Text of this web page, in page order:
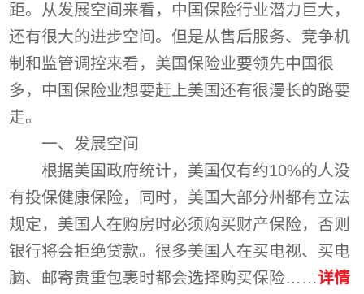
距。从发展空间来看，中国保险行业潜力巨大，
还有很大的进步空间。但是从售后服务、竞争机
制和监管调控来看，美国保险业要领先中国很
多，中国保险业想要赶上美国还有很漫长的路要
走。
一、发展空间
根据美国政府统计，美国仅有约10%的人没
有投保健康保险，同时，美国大部分州都有立法
规定，美国人在购房时必须购买财产保险，否则
银行将会拒绝贷款。很多美国人在买电视、买电
脑、邮寄贵重包裹时都会选择购买保险……详情